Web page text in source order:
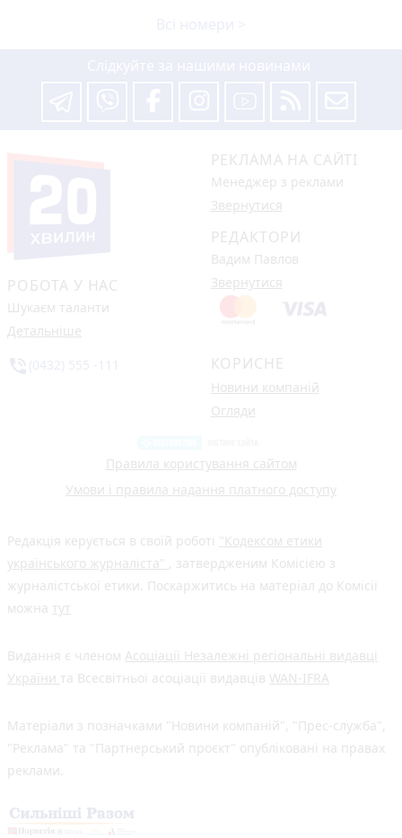
РОБОТА У НАС
Шукаєм таланти
Детальніше
РЕКЛАМА НА САЙТІ
Менеджер з реклами
Звернутися
РЕДАКТОРИ
Вадим Павлов
Звернутися
КОРИСНЕ
Новини компаній
Огляди
Правила користування сайтом
Умови і правила надання платного доступу
Редакція керується в своїй роботі "Кодексом етики
українського журналіста" , затвердженим Комісією з
журналістської етики. Поскаржитись на матеріал до Комісії
можна тут
Видання є членом Асоціації Незалежні регіональні видавці
України та Всесвітньої асоціації видавців WAN-IFRA
Матеріали з позначками "Новини компаній", "Прес-служба",
"Реклама" та "Партнерський проєкт" опубліковані на правах
реклами.